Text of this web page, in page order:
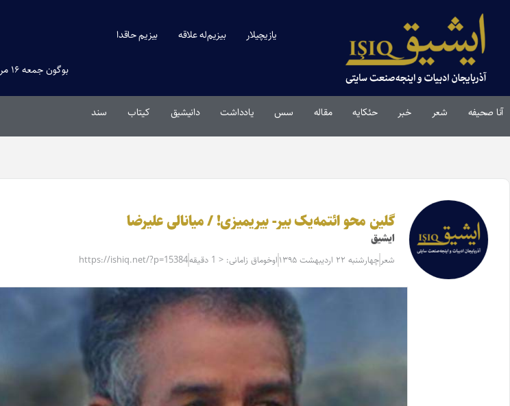
یازیچیلار بیزیم‌له علاقه بیزیم حاقدا
بوگون جمعه ۱۶ مرداد ۱۴۰۵
آنا صحیفه شعر خبر حئکایه مقاله‌ سس یادداشت دانیشیق کیتاب سند
گلین محو ائتمه‌یک بیر- بیریمیزی! / میانالی علیرضا
ایشیق
شعر چهارشنبه ۲۲ اردیبهشت ۱۳۹۵ اوخوماق زامانی: < 1 دقیقه https://ishiq.net/?p=15384